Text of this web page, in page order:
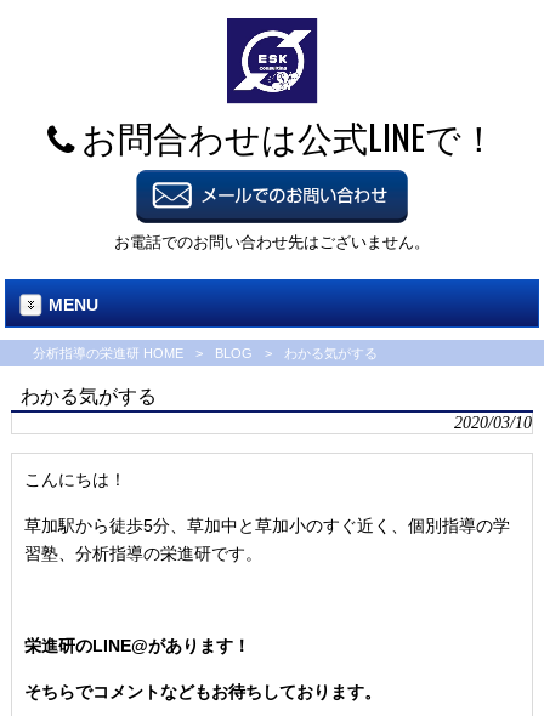
お問合わせは公式LINEで！
お電話でのお問い合わせ先はございません。
MENU
分析指導の栄進研 HOME > BLOG > わかる気がする
わかる気がする
2020/03/10
こんにちは！
草加駅から徒歩5分、草加中と草加小のすぐ近く、個別指導の学
習塾、分析指導の栄進研です。
栄進研のLINE@があります！
そちらでコメントなどもお待ちしております。